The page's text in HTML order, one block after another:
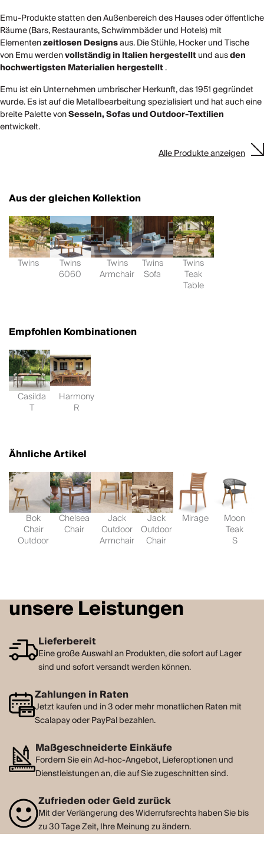
Emu-Produkte statten den Außenbereich des Hauses oder öffentliche
Räume (Bars, Restaurants, Schwimmbäder und Hotels) mit
Elementenzeitlosen Designsaus. Die Stühle, Hocker und Tische
von Emu werdenvollständig in Italien hergestelltund ausden
hochwertigsten Materialien hergestellt.
Emu ist ein Unternehmen umbrischer Herkunft, das 1951 gegründet
wurde. Es ist auf die Metallbearbeitung spezialisiert und hat auch eine
breite Palette vonSesseln, Sofas und Outdoor-Textilien
entwickelt.
Alle Produkte anzeigen
Aus der gleichen Kollektion
Twins Twins
6060
Twins
Armchair
Twins
Sofa
Twins
Teak
Table
Empfohlen Kombinationen
Casilda
T
Harmony
R
Ähnliche Artikel
Bok
Chair
Outdoor
Chelsea
Chair
Jack
Outdoor
Armchair
Jack
Outdoor
Chair
Mirage Moon
Teak
S
unsere Leistungen
Lieferbereit
Eine große Auswahl an Produkten, die sofort auf Lager
sind und sofort versandt werden können.
Zahlungen in Raten
Jetzt kaufen und in 3 oder mehr monatlichen Raten mit
Scalapay oder PayPal bezahlen.
Maßgeschneiderte Einkäufe
Fordern Sie ein Ad-hoc-Angebot, Lieferoptionen und
Dienstleistungen an, die auf Sie zugeschnitten sind.
Zufrieden oder Geld zurück
Mit der Verlängerung des Widerrufsrechts haben Sie bis
zu 30 Tage Zeit, Ihre Meinung zu ändern.